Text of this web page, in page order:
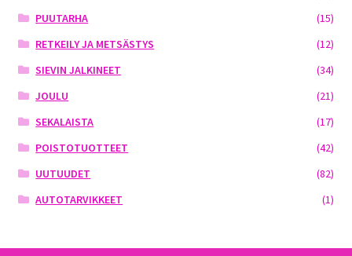
PUUTARHA
(15)
RETKEILY JA METSÄSTYS
(12)
SIEVIN JALKINEET
(34)
JOULU
(21)
SEKALAISTA
(17)
POISTOTUOTTEET
(42)
UUTUUDET
(82)
AUTOTARVIKKEET
(1)